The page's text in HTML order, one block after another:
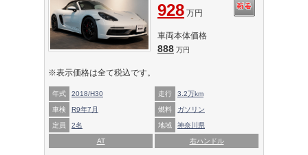
928 万円
車両本体価格
888 万円
※表示価格は全て税込です。
年式 2018/H30 走行 3.2万km
車検 R9年7月 燃料 ガソリン
定員 2名 地域 神奈川県
AT 右ハンドル